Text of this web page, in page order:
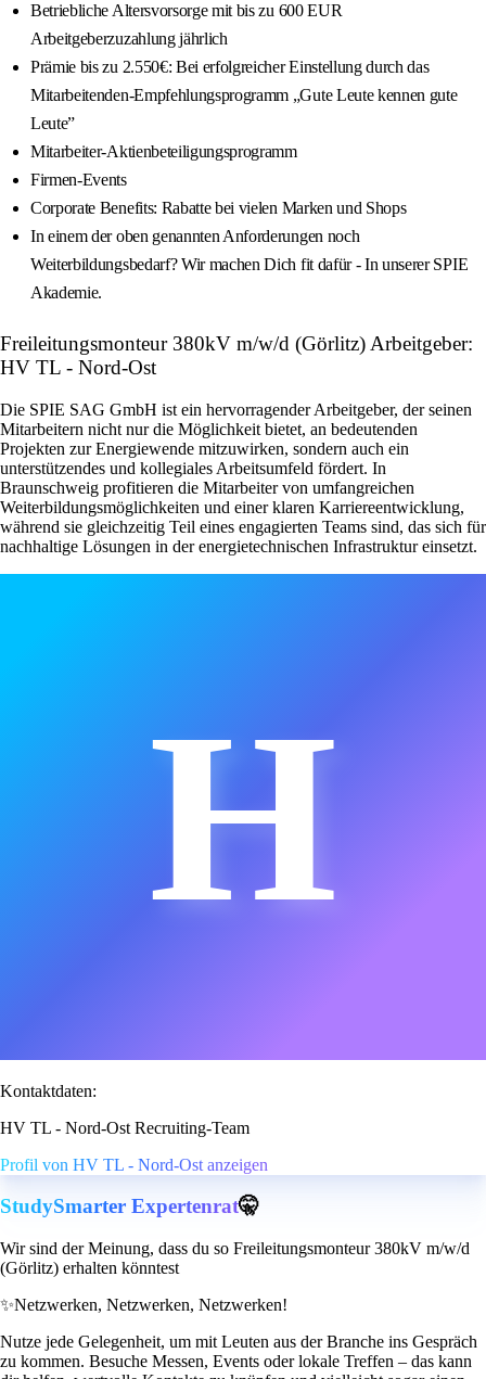
Betriebliche Altersvorsorge mit bis zu 600 EUR
Arbeitgeberzuzahlung jährlich
Prämie bis zu 2.550€: Bei erfolgreicher Einstellung durch das
Mitarbeitenden-Empfehlungsprogramm „Gute Leute kennen gute
Leute”
Mitarbeiter-Aktienbeteiligungsprogramm
Firmen-Events
Corporate Benefits: Rabatte bei vielen Marken und Shops
In einem der oben genannten Anforderungen noch
Weiterbildungsbedarf? Wir machen Dich fit dafür - In unserer SPIE
Akademie.
Freileitungsmonteur 380kV m/w/d (Görlitz) Arbeitgeber:
HV TL - Nord-Ost
Die SPIE SAG GmbH ist ein hervorragender Arbeitgeber, der seinen
Mitarbeitern nicht nur die Möglichkeit bietet, an bedeutenden
Projekten zur Energiewende mitzuwirken, sondern auch ein
unterstützendes und kollegiales Arbeitsumfeld fördert. In
Braunschweig profitieren die Mitarbeiter von umfangreichen
Weiterbildungsmöglichkeiten und einer klaren Karriereentwicklung,
während sie gleichzeitig Teil eines engagierten Teams sind, das sich für
nachhaltige Lösungen in der energietechnischen Infrastruktur einsetzt.
H
Kontaktdaten:
HV TL - Nord-Ost Recruiting-Team
Profil von HV TL - Nord-Ost anzeigen
StudySmarter Expertenrat🤫
Wir sind der Meinung, dass du so Freileitungsmonteur 380kV m/w/d
(Görlitz) erhalten könntest
✨Netzwerken, Netzwerken, Netzwerken!
Nutze jede Gelegenheit, um mit Leuten aus der Branche ins Gespräch
zu kommen. Besuche Messen, Events oder lokale Treffen – das kann